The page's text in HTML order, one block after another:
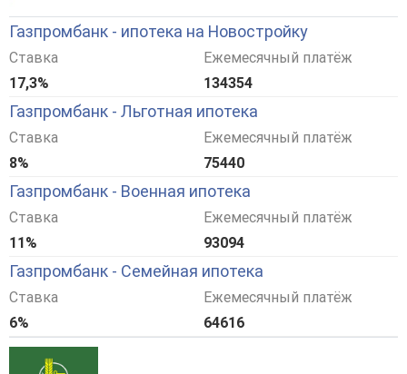
Газпромбанк - ипотека на Новостройку
Ставка
17,3%
Ежемесячный платёж
134354
Газпромбанк - Льготная ипотека
Ставка
8%
Ежемесячный платёж
75440
Газпромбанк - Военная ипотека
Ставка
11%
Ежемесячный платёж
93094
Газпромбанк - Семейная ипотека
Ставка
6%
Ежемесячный платёж
64616